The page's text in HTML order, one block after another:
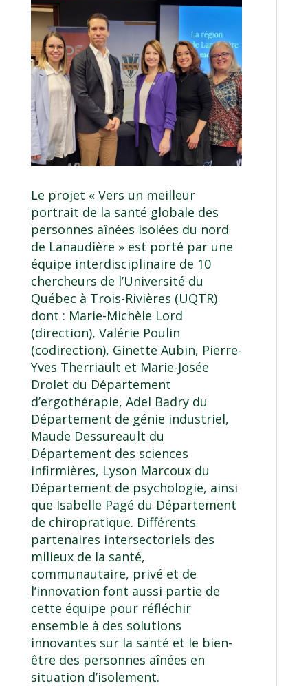
Le projet « Vers un meilleur
portrait de la santé globale des
personnes aînées isolées du nord
de Lanaudière » est porté par une
équipe interdisciplinaire de 10
chercheurs de l’Université du
Québec à Trois-Rivières (UQTR)
dont : Marie-Michèle Lord
(direction), Valérie Poulin
(codirection), Ginette Aubin, Pierre-
Yves Therriault et Marie-Josée
Drolet du Département
d’ergothérapie, Adel Badry du
Département de génie industriel,
Maude Dessureault du
Département des sciences
infirmières, Lyson Marcoux du
Département de psychologie, ainsi
que Isabelle Pagé du Département
de chiropratique. Différents
partenaires intersectoriels des
milieux de la santé,
communautaire, privé et de
l’innovation font aussi partie de
cette équipe pour réfléchir
ensemble à des solutions
innovantes sur la santé et le bien-
être des personnes aînées en
situation d’isolement.